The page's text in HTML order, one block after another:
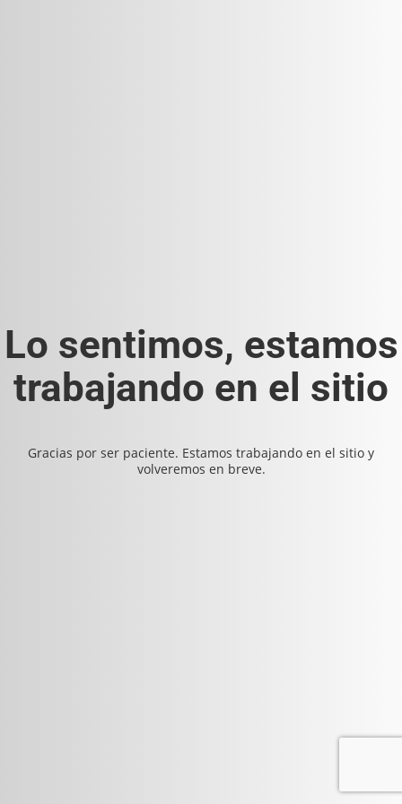
Lo sentimos, estamos
trabajando en el sitio
Gracias por ser paciente. Estamos trabajando en el sitio y
volveremos en breve.